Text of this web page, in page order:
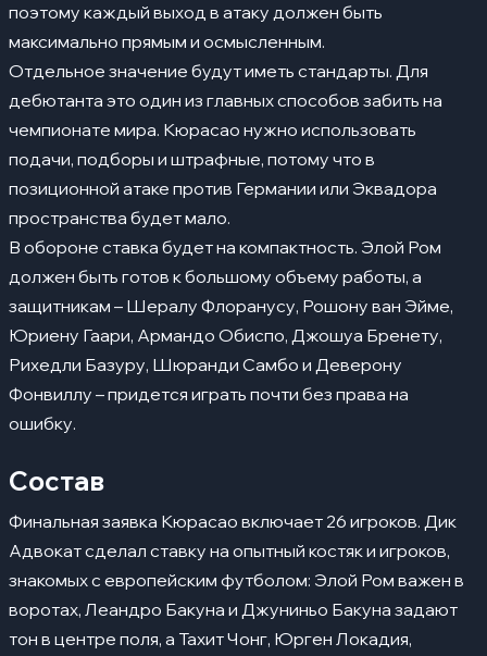
поэтому каждый выход в атаку должен быть
максимально прямым и осмысленным.
Отдельное значение будут иметь стандарты. Для
дебютанта это один из главных способов забить на
чемпионате мира. Кюрасао нужно использовать
подачи, подборы и штрафные, потому что в
позиционной атаке против Германии или Эквадора
пространства будет мало.
В обороне ставка будет на компактность. Элой Ром
должен быть готов к большому объему работы, а
защитникам – Шералу Флоранусу, Рошону ван Эйме,
Юриену Гаари, Армандо Обиспо, Джошуа Бренету,
Рихедли Базуру, Шюранди Самбо и Деверону
Фонвиллу – придется играть почти без права на
ошибку.
Состав
Финальная заявка Кюрасао включает 26 игроков. Дик
Адвокат сделал ставку на опытный костяк и игроков,
знакомых с европейским футболом: Элой Ром важен в
воротах, Леандро Бакуна и Джуниньо Бакуна задают
тон в центре поля, а Тахит Чонг, Юрген Локадия,